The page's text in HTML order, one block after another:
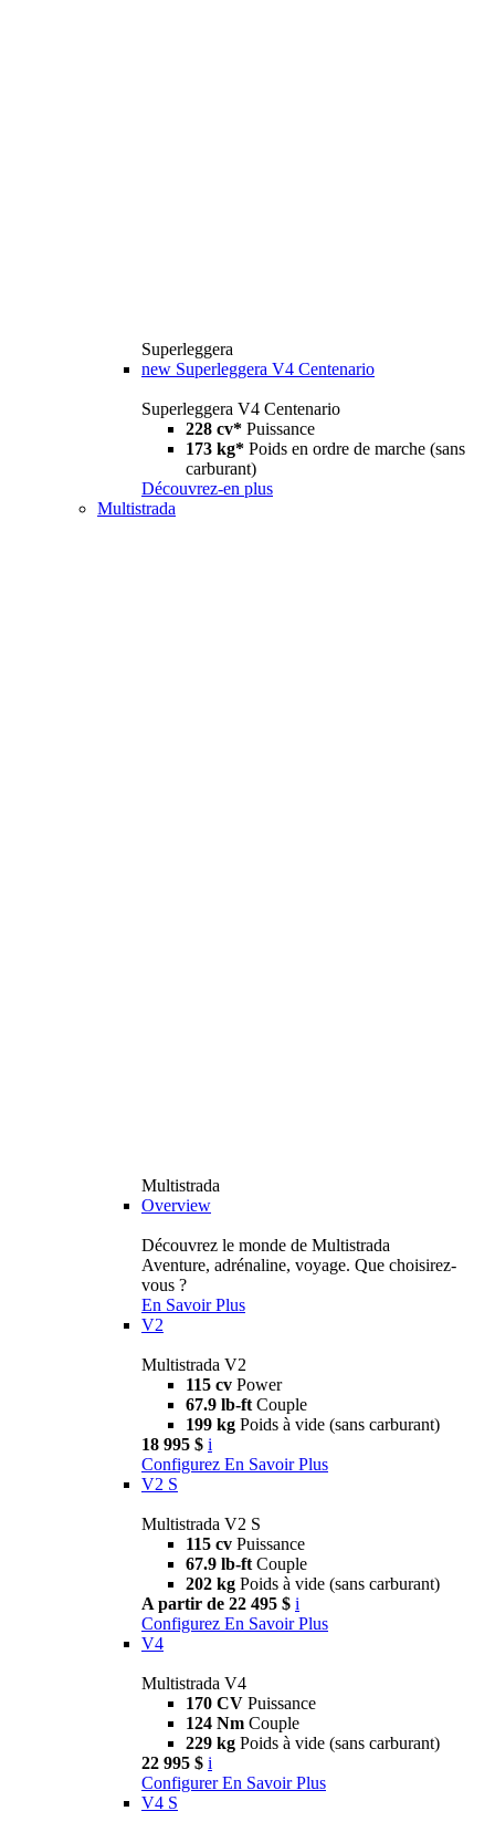
Superleggera
new Superleggera V4 Centenario
Superleggera V4 Centenario
228 cv* Puissance
173 kg* Poids en ordre de marche (sans
carburant)
Découvrez-en plus
Multistrada
Multistrada
Overview
Découvrez le monde de Multistrada
Aventure, adrénaline, voyage. Que choisirez-
vous ?
En Savoir Plus
V2
Multistrada V2
115 cv Power
67.9 lb-ft Couple
199 kg Poids à vide (sans carburant)
18 995 $ i
Configurez En Savoir Plus
V2 S
Multistrada V2 S
115 cv Puissance
67.9 lb-ft Couple
202 kg Poids à vide (sans carburant)
A partir de 22 495 $ i
Configurez En Savoir Plus
V4
Multistrada V4
170 CV Puissance
124 Nm Couple
229 kg Poids à vide (sans carburant)
22 995 $ i
Configurer En Savoir Plus
V4 S